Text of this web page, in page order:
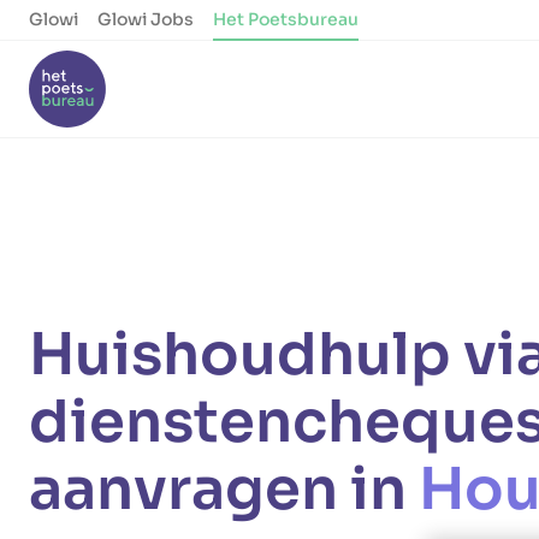
Glowi Glowi Jobs Het Poetsbureau
Huishoudhulp
aanvragen in